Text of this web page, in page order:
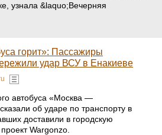
узнала &laquo;Вечерняя
горит»: Пассажиры
удар ВСУ в Енакиеве
автобуса «Москва —
об ударе по транспорту в
доставили в городскую
Wargonzo.